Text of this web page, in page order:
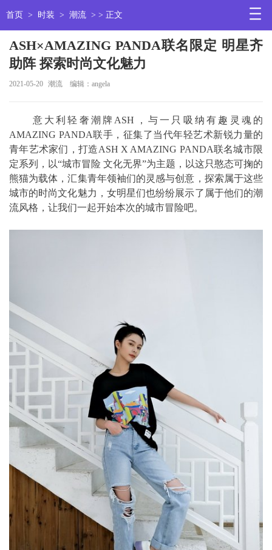
首页 > 时装 > 潮流 > > 正文
ASH×AMAZING PANDA联名限定 明星齐
助阵 探索时尚文化魅力
2021-05-20 潮流 编辑：angela
意大利轻奢潮牌ASH，与一只吸纳有趣灵魂的
AMAZING PANDA联手，征集了当代年轻艺术新锐力量的
青年艺术家们，打造ASH X AMAZING PANDA联名城市限
定系列，以“城市冒险 文化无界”为主题，以这只憨态可掬的
熊猫为载体，汇集青年领袖们的灵感与创意，探索属于这些
城市的时尚文化魅力，女明星们也纷纷展示了属于他们的潮
流风格，让我们一起开始本次的城市冒险吧。